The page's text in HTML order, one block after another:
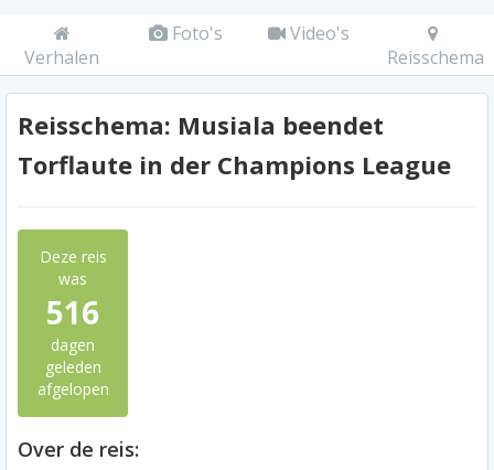
Verhalen
Foto's
Video's
Reisschema
Reisschema: Musiala beendet
Torflaute in der Champions League
Deze reis
was
516
dagen
geleden
afgelopen
Over de reis: